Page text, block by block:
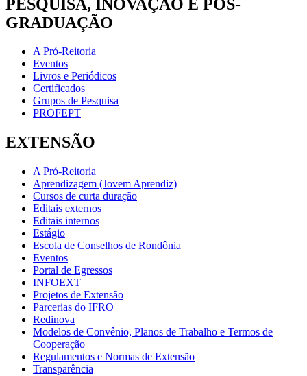
PESQUISA, INOVAÇÃO E PÓS-
GRADUAÇÃO
A Pró-Reitoria
Eventos
Livros e Periódicos
Certificados
Grupos de Pesquisa
PROFEPT
EXTENSÃO
A Pró-Reitoria
Aprendizagem (Jovem Aprendiz)
Cursos de curta duração
Editais externos
Editais internos
Estágio
Escola de Conselhos de Rondônia
Eventos
Portal de Egressos
INFOEXT
Projetos de Extensão
Parcerias do IFRO
Redinova
Modelos de Convênio, Planos de Trabalho e Termos de
Cooperação
Regulamentos e Normas de Extensão
Transparência